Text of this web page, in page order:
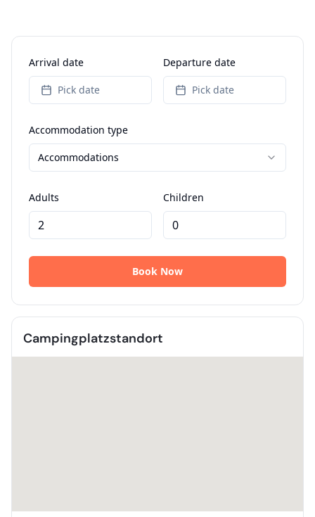
Campingplatzstandort